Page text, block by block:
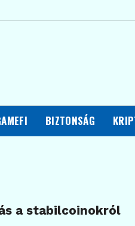
BIZTONSÁG
a stabilcoinokról